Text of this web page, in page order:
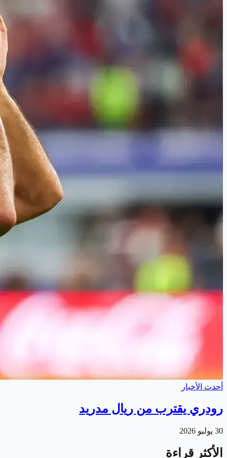
أحدث الأخبار
رودري يقترب من ريال مدريد
30 يوليو 2026
الأكثر قراءة